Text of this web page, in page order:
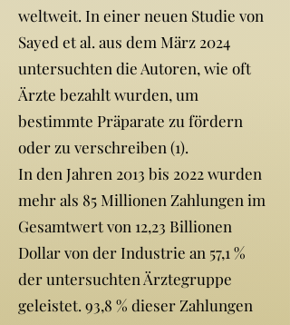
weltweit. In einer neuen Studie von
Sayed et al. aus dem März 2024
untersuchten die Autoren, wie oft
Ärzte bezahlt wurden, um
bestimmte Präparate zu fördern
oder zu verschreiben (1).
In den Jahren 2013 bis 2022 wurden
mehr als 85 Millionen Zahlungen im
Gesamtwert von 12,23 Billionen
Dollar von der Industrie an 57,1 %
der untersuchten Ärztegruppe
geleistet. 93,8 % dieser Zahlungen